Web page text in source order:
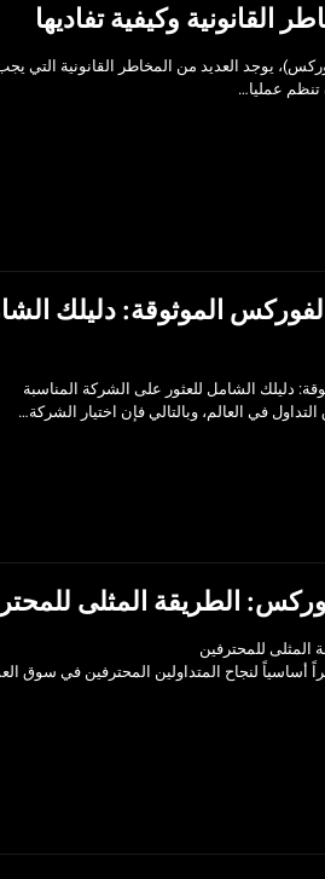
القانونية وكيفية تفاديها
يوجد العديد من المخاطر القانونية التي
تنظم عمليا…
الموثوقة: دليلك
دليلك الشامل للعثور على الشركة المناسبة
في العالم، وبالتالي فإن اختيار الشركة…
الطريقة المثلى
للمحترفين
لنجاح المتداولين المحترفين في سوق